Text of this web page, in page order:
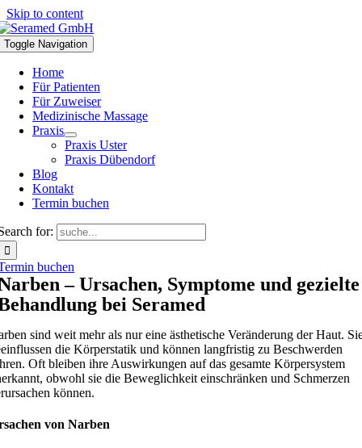
Skip to content
Toggle Navigation
Home
Für Patienten
Für Zuweiser
Medizinische Massage
Praxis
Praxis Uster
Praxis Dübendorf
Blog
Kontakt
Termin buchen
for:
buchen
– Ursachen, Symptome und gezielte
bei Seramed
sind weit mehr als nur eine ästhetische Veränderung der Haut.
die Körperstatik und können langfristig zu Beschwerden
Oft bleiben ihre Auswirkungen auf das gesamte Körpersystem
obwohl sie die Beweglichkeit einschränken und Schmerzen
können.
von Narben